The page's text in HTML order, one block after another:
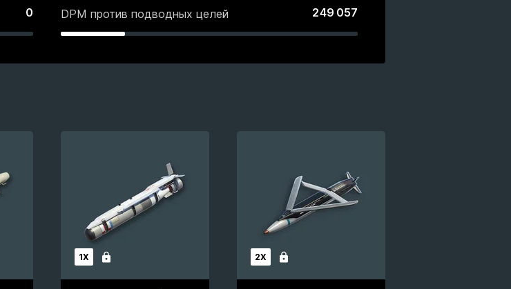
0 DPM против подводных целей 249 057
1X Заблокирован 2X Заблокирован